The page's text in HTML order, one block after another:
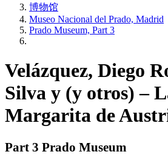
博物馆
Museo Nacional del Prado, Madrid
Prado Museum, Part 3
Velázquez, Diego
Silva y (y otros) –
Margarita de
Part 3 Prado Museum